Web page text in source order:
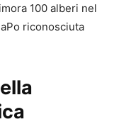
100 alberi nel
riconosciuta